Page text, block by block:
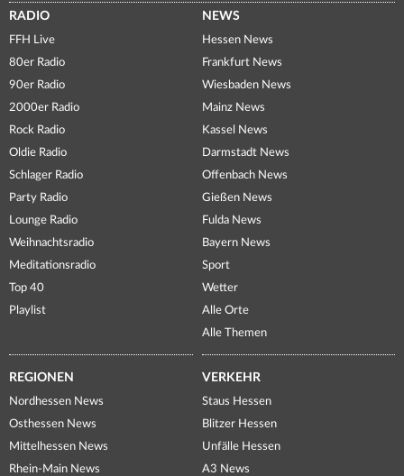
RADIO
FFH Live
80er Radio
90er Radio
2000er Radio
Rock Radio
Oldie Radio
Schlager Radio
Party Radio
Lounge Radio
Weihnachtsradio
Meditationsradio
Top 40
Playlist
NEWS
Hessen News
Frankfurt News
Wiesbaden News
Mainz News
Kassel News
Darmstadt News
Offenbach News
Gießen News
Fulda News
Bayern News
Sport
Wetter
Alle Orte
Alle Themen
REGIONEN
Nordhessen News
Osthessen News
Mittelhessen News
Rhein-Main News
VERKEHR
Staus Hessen
Blitzer Hessen
Unfälle Hessen
A3 News